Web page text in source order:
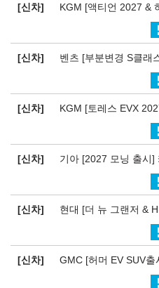
신차
신차
신차
신차
기아 [2027 모닝 출시]
신차
신차
GMC [허머 EV SUV출